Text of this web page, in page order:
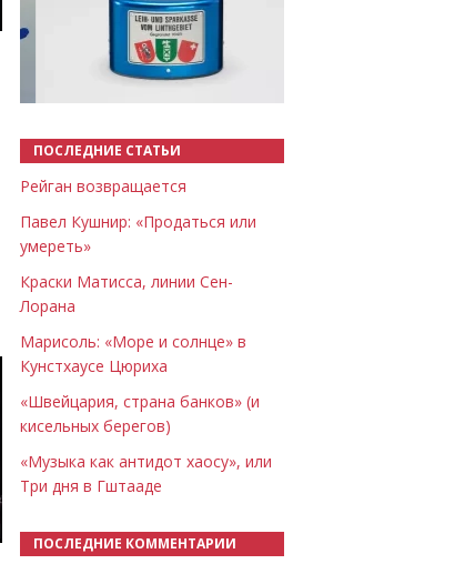
ПОСЛЕДНИЕ СТАТЬИ
Рейган возвращается
Павел Кушнир: «Продаться или
умереть»
Краски Матисса, линии Сен-
Лорана
Марисоль: «Море и солнце» в
Кунстхаусе Цюриха
«Швейцария, страна банков» (и
кисельных берегов)
«Музыка как антидот хаосу», или
Три дня в Гштааде
ПОСЛЕДНИЕ КОММЕНТАРИИ